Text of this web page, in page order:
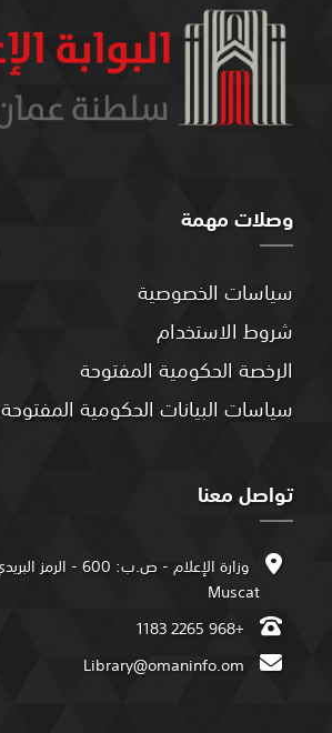
وصلات مهمة
سياسات الخصوصية
شروط الاستخدام
الرخصة الحكومية المفتوحة
سياسات البيانات الحكومية المفتوحة
تواصل معنا
Muscat
+968 2265 1183